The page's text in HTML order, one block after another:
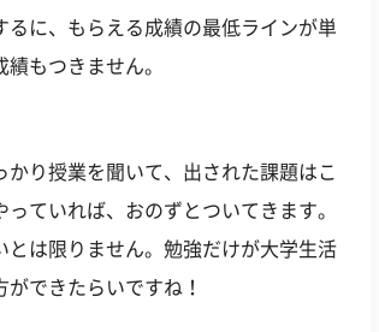
るに、もらえる成績の最低ラインが単
もつきません。
り授業を聞いて、出された課題はこ
ていれば、おのずとついてきます。
とは限りません。勉強だけが大学生活
できたらいですね！